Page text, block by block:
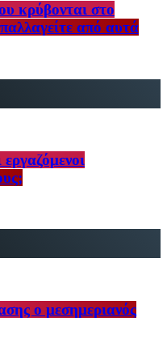
κρύβονται στο
από αυτά
ο μεσημεριανός